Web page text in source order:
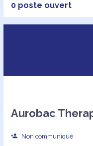
0 poste ouvert
Aurobac
Non communiqué